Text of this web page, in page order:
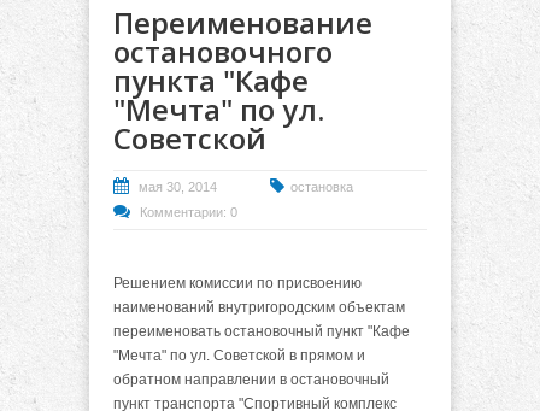
Переименование
остановочного
пункта "Кафе
"Мечта" по ул.
Советской
мая 30, 2014
остановка
Комментарии: 0
Решением комиссии по присвоению
наименований внутригородским объектам
переименовать остановочный пункт "Кафе
"Мечта" по ул. Советской в прямом и
обратном направлении в остановочный
пункт транспорта "Спортивный комплекс